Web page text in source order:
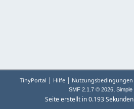
TinyPortal | Hilfe | Nutzungsbedingungen
SMF 2.1.7 © 2026, Simple
Seite erstellt in 0.193